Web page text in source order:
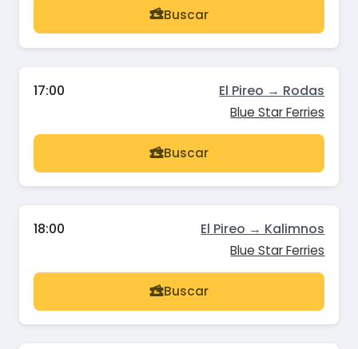
Buscar
17:00 El Pireo → Rodas
Blue Star Ferries
Buscar
18:00 El Pireo → Kalimnos
Blue Star Ferries
Buscar